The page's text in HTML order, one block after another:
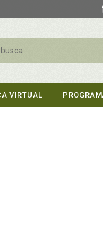
VIRTUAL